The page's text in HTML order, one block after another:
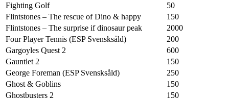
Fighting Golf
50
Flintstones – The rescue of Dino & happy
150
Flintstones – The surprise if dinosaur peak
2000
Four Player Tennis (ESP Svensksåld)
200
Gargoyles Quest 2
600
Gauntlet 2
150
George Foreman (ESP Svensksåld)
250
Ghost & Goblins
150
Ghostbusters 2
150